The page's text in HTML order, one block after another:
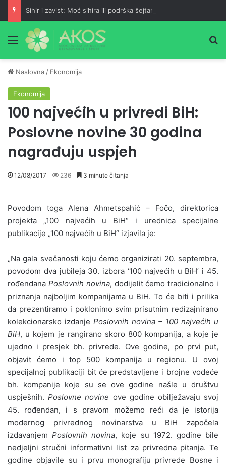
Sihir i zavist: Moć sihira ili podrška šejtana?
Meni
Naslovna / Ekonomija
Ekonomija
100 najvećih u privredi BiH:
Poslovne novine 30 godina
nagrađuju uspjeh
12/08/2017 236 3 minute čitanja
Povodom toga Alena Ahmetspahić – Fočo, direktorica
projekta „100 najvećih u BiH“ i urednica specijalne
publikacije „100 najvećih u BiH“ izjavila je:
„Na gala svečanosti koju ćemo organizirati 20. septembra,
povodom dva jubileja 30. izbora ‘100 najvećih u BiH’ i 45.
rođendana Poslovnih novina, dodijelit ćemo tradicionalno i
priznanja najboljim kompanijama u BiH. To će biti i prilika
da prezentiramo i poklonimo svim prisutnim redizajnirano
kolekcionarsko izdanje Poslovnih novina – 100 najvećih u
BiH, u kojem je rangirano skoro 800 kompanija, a koje je
ujedno i presjek bh. privrede. Ove godine, po prvi put,
objavit ćemo i top 500 kompanija u regionu. U ovoj
specijalnoj publikaciji bit će predstavljene i brojne vodeće
bh. kompanije koje su se ove godine našle u društvu
uspješnih.Poslovne novine ove godine obilježavaju svoj
45. rođendan, i s pravom možemo reći da je istorija
modernog privrednog novinarstva u BiH započela
izdavanjemPoslovnih novina, koje su 1972. godine bile
nedjeljni stručni informativni list za privredna pitanja. Te
godine objavile su i prvu monografiju privrede Bosne i